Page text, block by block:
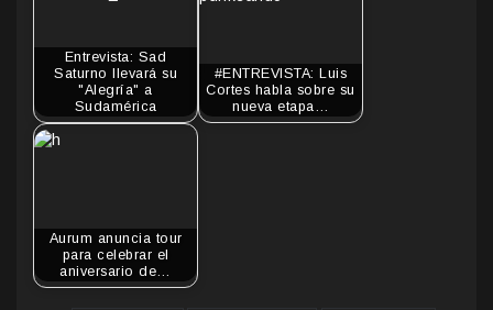
Entrevista: Sad
Saturno llevará su
"Alegría" a
Sudamérica
#ENTREVISTA: Luis
Cortes habla sobre su
nueva etapa…
Aurum anuncia tour
para celebrar el
aniversario de…